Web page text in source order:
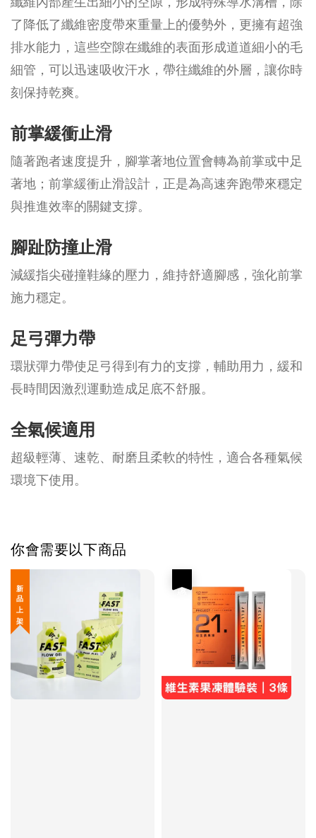
了降低了纖維密度帶來重量上的優勢外，更擁有超強
排水能力，這些空隙在纖維的表面形成道道細小的毛
細管，可以迅速吸收汗水，帶往纖維的外層，讓你時
刻保持乾爽。
前掌緩衝止滑
隨著跑者速度提升，腳掌著地位置會轉為前掌或中足
著地；前掌緩衝止滑設計，正是為高速奔跑帶來穩定
與推進效率的關鍵支撐。
腳趾防撞止滑
減緩指尖碰撞鞋緣的壓力，維持舒適腳感，強化前掌
施力穩定。
足弓彈力帶
環狀彈力帶使足弓得到有力的支撐，輔助用力，緩和
長時間因激烈運動造成足底不舒服。
全氣候適用
超級輕薄、速乾、耐磨且柔軟的特性，適合各種氣候
環境下使用。
你會需要以下商品
新 品 上 架